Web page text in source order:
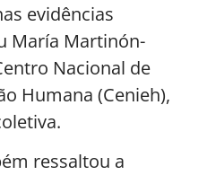
evidências
María Martinón-
Nacional de
Humana (Cenieh),
ressaltou a